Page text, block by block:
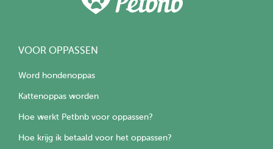
VOOR OPPASSEN
Word hondenoppas
Kattenoppas worden
Hoe werkt Petbnb voor oppassen?
Hoe krijg ik betaald voor het oppassen?